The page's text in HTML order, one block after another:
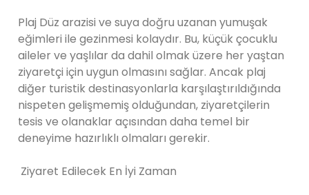
Plaj Düz arazisi ve suya doğru uzanan yumuşak
eğimleri ile gezinmesi kolaydır. Bu, küçük çocuklu
aileler ve yaşlılar da dahil olmak üzere her yaştan
ziyaretçi için uygun olmasını sağlar. Ancak plaj
diğer turistik destinasyonlarla karşılaştırıldığında
nispeten gelişmemiş olduğundan, ziyaretçilerin
tesis ve olanaklar açısından daha temel bir
deneyime hazırlıklı olmaları gerekir.
Ziyaret Edilecek En İyi Zaman